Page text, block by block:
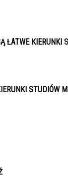
ŁATWE KIERUNKI
STUDIÓW